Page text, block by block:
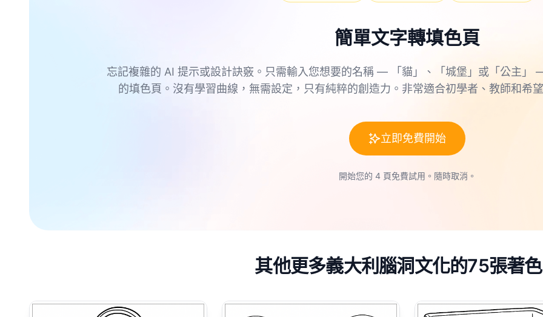
簡單文字轉填色頁
忘記複雜的 AI 提示或設計訣竅。只需輸入您想要的名稱 — 「貓」、「城堡」或「公主」
的填色頁。沒有學習曲線，無需設定，只有純粹的創造力。非常適合初學者、教師和希
立即免費開始
開始您的 4 頁免費試用。隨時取消。
其他更多義大利腦洞文化的75張著